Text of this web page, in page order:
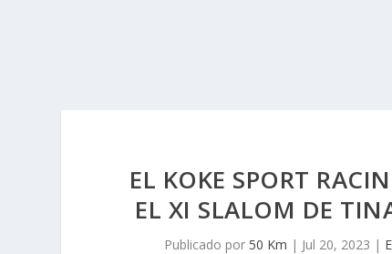
EL KOKE SPORT
EL XI SLALOM DE
Publicado por 50 Km | Jul 20, 2023 |